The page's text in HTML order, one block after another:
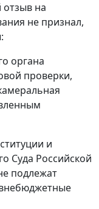
на
не признал,
органа
проверки,
и
Суда Российской
подлежат